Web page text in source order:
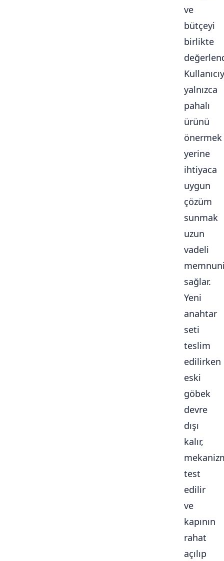
ve
bütçeyi
birlikte
yalnızca
pahalı
ürünü
önermek
yerine
ihtiyaca
uygun
çözüm
sunmak
uzun
vadeli
sağlar.
Yeni
anahtar
seti
teslim
edilirken
eski
göbek
devre
dışı
kalır,
test
edilir
ve
kapının
rahat
açılıp